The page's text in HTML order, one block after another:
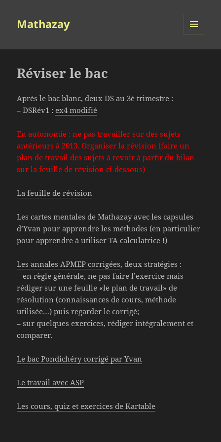
Mathazay
Réviser le bac
Après le bac blanc, deux DS au 3è trimestre :
– DSRév1 : ex4 modifié
En autonomie : ne pas travailler sur des sujets
antérieurs à 2013. Organiser la révision (faire un
plan de travail des sujets à revoir à partir du bilan
sur la feuille de révision ci-dessous)
La feuille de révision
Les cartes mentales de Mathazay avec les capsules
d’Yvan pour apprendre les méthodes (en particulier
pour apprendre à utiliser TA calculatrice !)
Les annales APMEP corrigées, deux stratégies :
– en règle générale, ne pas faire l’exercice mais
rédiger sur une feuille «le plan de travail» de
résolution (connaissances de cours, méthode
utilisée…) puis regarder le corrigé;
– sur quelques exercices, rédiger intégralement et
comparer.
Le bac Pondichéry corrigé par Yvan
Le travail avec ASP
Les cours, quiz et exercices de Kartable